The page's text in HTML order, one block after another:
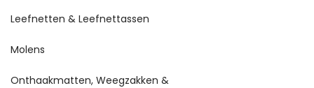
Leefnetten & Leefnettassen
Molens
Onthaakmatten, Weegzakken &